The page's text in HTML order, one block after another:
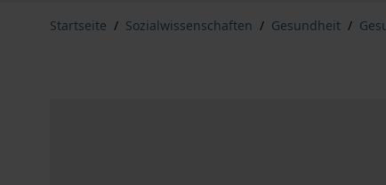
Startseite / Sozialwissenschaften / Gesundheit /